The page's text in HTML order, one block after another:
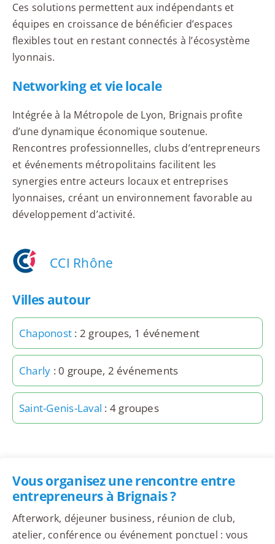
Ces solutions permettent aux indépendants et
équipes en croissance de bénéficier d’espaces
flexibles tout en restant connectés à l’écosystème
lyonnais.
Networking et vie locale
Intégrée à la Métropole de Lyon, Brignais profite
d’une dynamique économique soutenue.
Rencontres professionnelles, clubs d’entrepreneurs
et événements métropolitains facilitent les
synergies entre acteurs locaux et entreprises
lyonnaises, créant un environnement favorable au
développement d’activité.
CCI Rhône
Villes autour
Chaponost : 2 groupes, 1 événement
Charly : 0 groupe, 2 événements
Saint-Genis-Laval : 4 groupes
Vous organisez une rencontre entre
entrepreneurs à Brignais ?
Afterwork, déjeuner business, réunion de club,
atelier, conférence ou événement ponctuel : vous